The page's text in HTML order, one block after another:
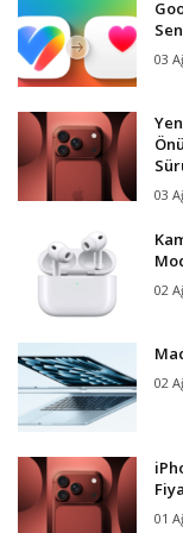
03
03
02
02
01